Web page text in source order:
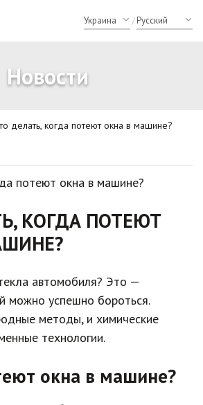
/
Новости
делать, когда потеют окна в машине?
КОГДА ПОТЕЮТ
автомобиля? Это —
можно успешно бороться.
методы, и химические
технологии.
окна в машине?